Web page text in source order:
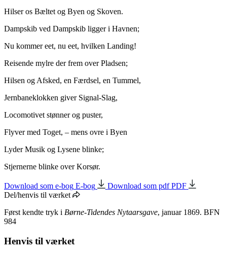
Hilser os Bæltet og Byen og Skoven.
Dampskib ved Dampskib ligger i Havnen;
Nu kommer eet, nu eet, hvilken Landing!
Reisende mylre der frem over Pladsen;
Hilsen og Afsked, en Færdsel, en Tummel,
Jernbaneklokken giver Signal-Slag,
Locomotivet stønner og puster,
Flyver med Toget, – mens ovre i Byen
Lyder Musik og Lysene blinke;
Stjernerne blinke overKorsør.
Download som e-bog E-bog Download som pdf PDF
Del/henvis til værket
Først kendte tryk i Børne-Tidendes Nytaarsgave, januar 1869. BFN
984
Henvis til værket